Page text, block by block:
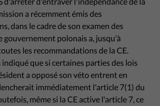
a récemment émis des
dans le cadre de son examen des
gouvernement polonais a, jusqu'à
les recommandations de la CE.
que si certaines parties des lois
a opposé son véto entrent en
immédiatement l'article 7(1) du
même si la CE active l'article 7, ce